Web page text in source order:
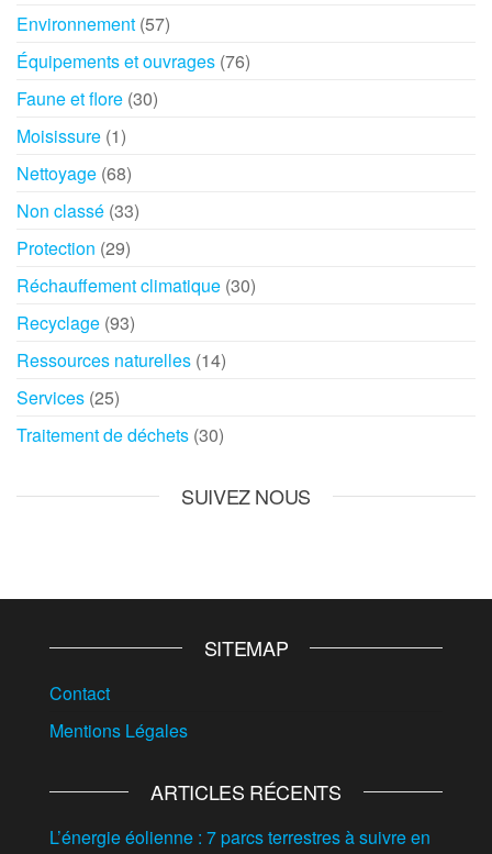
Environnement (57)
Équipements et ouvrages (76)
Faune et flore (30)
Moisissure (1)
Nettoyage (68)
Non classé (33)
Protection (29)
Réchauffement climatique (30)
Recyclage (93)
Ressources naturelles (14)
Services (25)
Traitement de déchets (30)
SUIVEZ NOUS
SITEMAP
Contact
Mentions Légales
ARTICLES RÉCENTS
L’énergie éolienne : 7 parcs terrestres à suivre en